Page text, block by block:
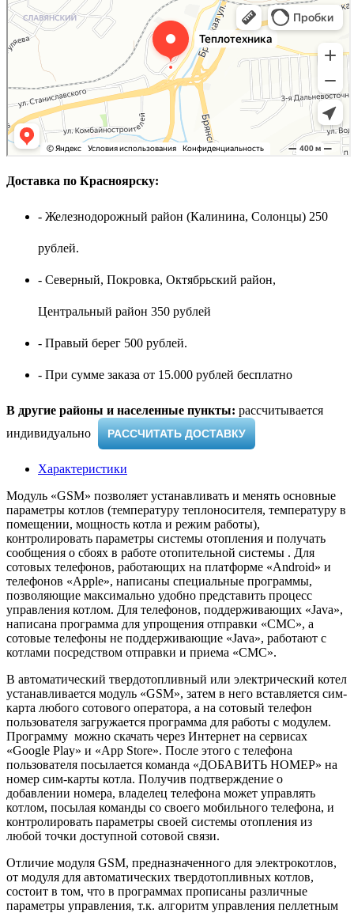
Доставка по Красноярску:
- Железнодорожный район (Калинина, Солонцы) 250
рублей.
- Северный, Покровка, Октябрьский район,
Центральный район 350 рублей
- Правый берег 500 рублей.
- При сумме заказа от 15.000 рублей бесплатно
В другие районы и населенные пункты: рассчитывается
индивидуально ​
РАССЧИТАТЬ ДОСТАВКУ
Характеристики
Модуль «GSM» позволяет устанавливать и менять основные
параметры котлов (температуру теплоносителя, температуру в
помещении, мощность котла и режим работы),
контролировать параметры системы отопления и получать
сообщения о сбоях в работе отопительной системы . Для
сотовых телефонов, работающих на платформе «Android» и
телефонов «Apple», написаны специальные программы,
позволяющие максимально удобно представить процесс
управления котлом. Для телефонов, поддерживающих «Java»,
написана программа для упрощения отправки «СМС», а
сотовые телефоны не поддерживающие «Java», работают с
котлами посредством отправки и приема «СМС».
В автоматический твердотопливный или электрический котел
устанавливается модуль «GSM», затем в него вставляется сим-
карта любого сотового оператора, а на сотовый телефон
пользователя загружается программа для работы с модулем.
Программу можно скачать через Интернет на сервисах
«Google Play» и «App Store». После этого с телефона
пользователя посылается команда «ДОБАВИТЬ НОМЕР» на
номер сим-карты котла. Получив подтверждение о
добавлении номера, владелец телефона может управлять
котлом, посылая команды со своего мобильного телефона, и
контролировать параметры своей системы отопления из
любой точки доступной сотовой связи.
Отличие модуля GSM, предназначенного для электрокотлов,
от модуля для автоматических твердотопливных котлов,
состоит в том, что в программах прописаны различные
параметры управления, т.к. алгоритм управления пеллетным